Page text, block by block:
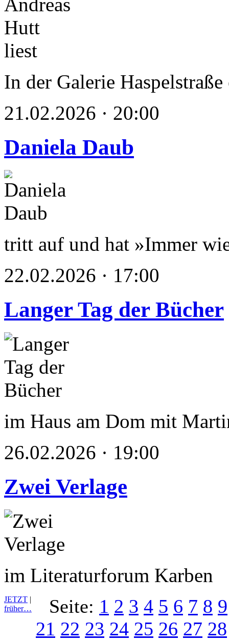
In der Galerie
21.02.2026 · 20:00
Daniela Daub
tritt auf und hat »Immer
22.02.2026 · 17:00
Langer Tag der Bücher
im Haus am Dom mit
26.02.2026 · 19:00
Zwei Verlage
im Literaturforum Karben
JETZT |
früher…
Seite: 1 2 3 4 5 6 7 8 9
21 22 23 24 25 26 27 28